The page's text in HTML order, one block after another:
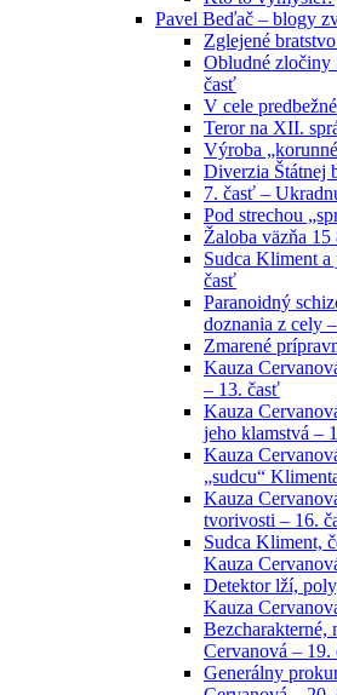
Pavel Beďač – blogy
Zglejené
Obludné zločiny
časť
V cele
Teror na XII.
Výroba
Diverzia Štátnej
7. časť –
Pod strechou
Žaloba väzňa
Sudca Kliment a
časť
Paranoidný
doznania z cely
Zmarené
Kauza
– 13. časť
Kauza
jeho klamstvá –
Kauza
„sudcu“
Kauza
tvorivosti – 16.
Sudca Kliment,
Kauza
Detektor lží,
Kauza
Bezcharakterné,
Cervanová – 19.
Generálny